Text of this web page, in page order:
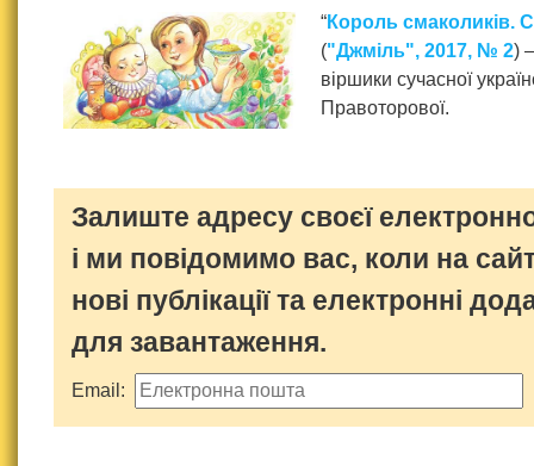
“Король смаколиків.
("Джміль", 2017, № 2)
віршики сучасної
Правоторової.
Залиште адресу своєї
і ми повідомимо вас, коли на
нові публікації та електронні
для завантаження.
Email: